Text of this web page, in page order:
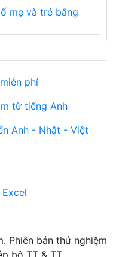
mẹ và trẻ bằng
phí
từ tiếng Anh
Anh - Nhật - Việt
Phiên bản thử nghiệm